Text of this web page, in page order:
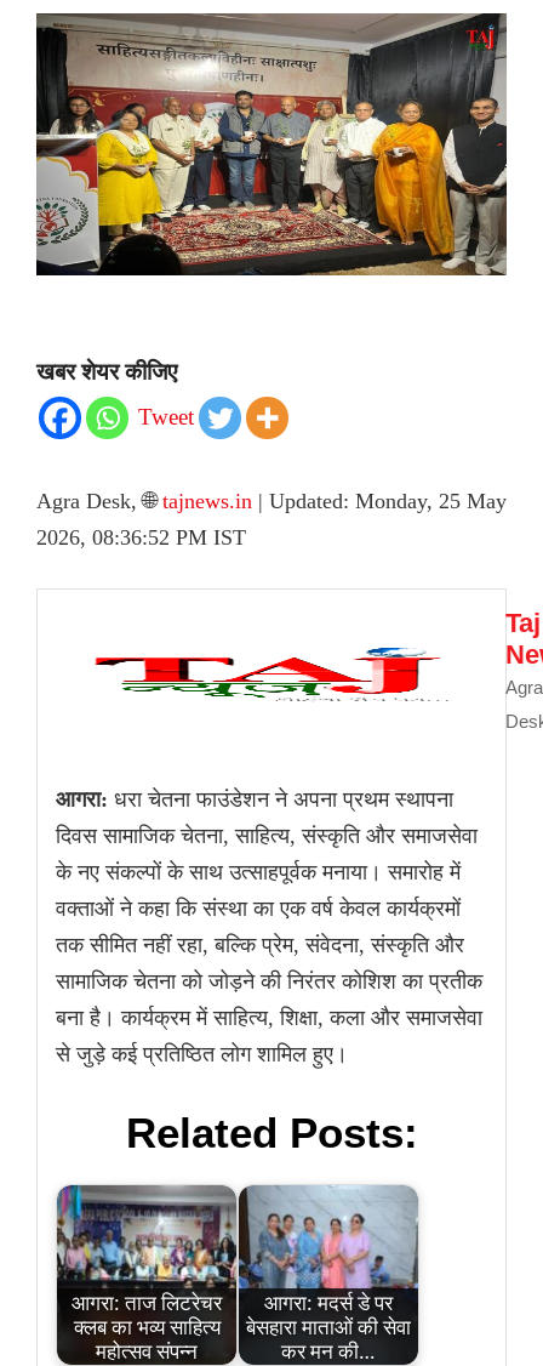
खबर शेयर कीजिए
Tweet
Agra Desk, 🌐tajnews.in | Updated: Monday, 25 May
2026, 08:36:52 PM IST
Taj
Agra
आगरा: धरा चेतना फाउंडेशन ने अपना प्रथम स्थापना
दिवस सामाजिक चेतना, साहित्य, संस्कृति और समाजसेवा
के नए संकल्पों के साथ उत्साहपूर्वक मनाया। समारोह में
वक्ताओं ने कहा कि संस्था का एक वर्ष केवल कार्यक्रमों
तक सीमित नहीं रहा, बल्कि प्रेम, संवेदना, संस्कृति और
सामाजिक चेतना को जोड़ने की निरंतर कोशिश का प्रतीक
बना है। कार्यक्रम में साहित्य, शिक्षा, कला और समाजसेवा
से जुड़े कई प्रतिष्ठित लोग शामिल हुए।
Related Posts:
आगरा: ताज लिटरेचर
क्लब का भव्य साहित्य
महोत्सव संपन्न
आगरा: मदर्स डे पर
बेसहारा माताओं की सेवा
कर मन की…